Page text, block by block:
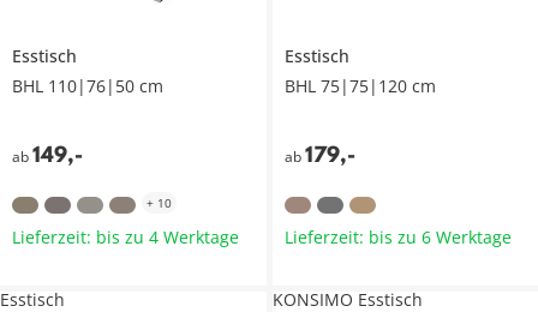
Esstisch
BHL 110|76|50 cm
ab149,-
+ 10
Lieferzeit: bis zu 4 Werktage
Esstisch
BHL 75|75|120 cm
ab 179,-
Lieferzeit: bis zu 6 Werktage
Esstisch KONSIMO Esstisch